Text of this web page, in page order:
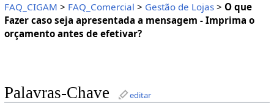
FAQ_CIGAM > FAQ_Comercial > Gestão de Lojas> O que
Fazer caso seja apresentada a mensagem - Imprima o
orçamento antes de efetivar?
Palavras-Chave editar